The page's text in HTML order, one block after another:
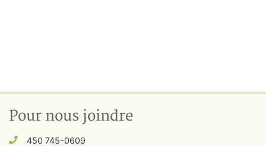
Pour nous joindre
450 745-0609